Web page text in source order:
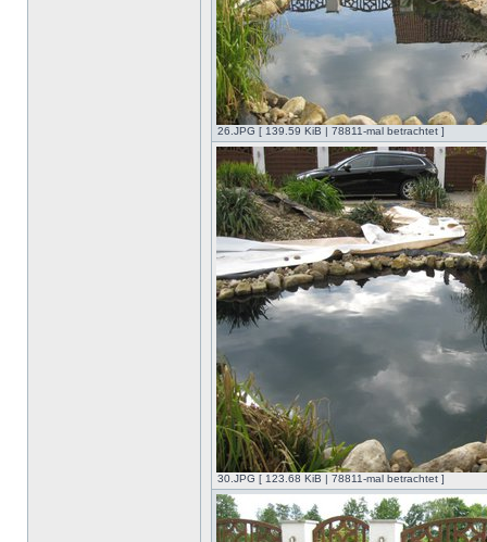
26.JPG [ 139.59 KiB | 78811-mal betrachtet ]
30.JPG [ 123.68 KiB | 78811-mal betrachtet ]